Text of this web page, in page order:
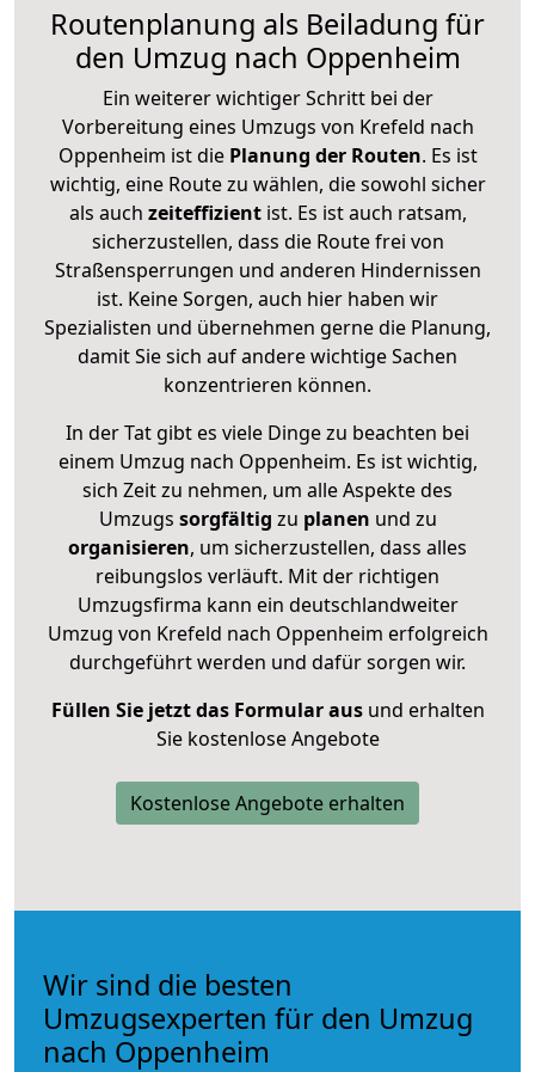
Routenplanung als Beiladung für
den Umzug nach Oppenheim
Ein weiterer wichtiger Schritt bei der
Vorbereitung eines Umzugs von Krefeld nach
Oppenheim ist diePlanung der Routen. Es ist
wichtig, eine Route zu wählen, die sowohl sicher
als auch zeiteffizientist. Es ist auch ratsam,
sicherzustellen, dass die Route frei von
Straßensperrungen und anderen Hindernissen
ist. Keine Sorgen, auch hier haben wir
Spezialisten und übernehmen gerne die Planung,
damit Sie sich auf andere wichtige Sachen
konzentrieren können.
In der Tat gibt es viele Dinge zu beachten bei
einem Umzug nach Oppenheim. Es ist wichtig,
sich Zeit zu nehmen, um alle Aspekte des
Umzugs sorgfältig zu planen und zu
organisieren, um sicherzustellen, dass alles
reibungslos verläuft. Mit der richtigen
Umzugsfirma kann ein deutschlandweiter
Umzug von Krefeld nach Oppenheim erfolgreich
durchgeführt werden und dafür sorgen wir.
Füllen Sie jetzt das Formular ausund erhalten
Sie kostenlose Angebote
Kostenlose Angebote erhalten
Wir sind die besten
Umzugsexperten für den Umzug
nach Oppenheim